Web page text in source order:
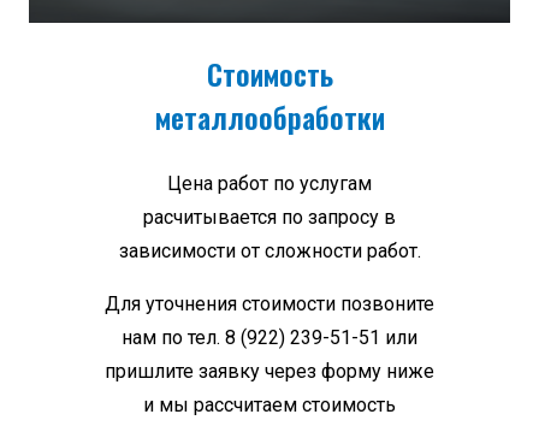
Стоимость
металлообработки
Цена работ по услугам
расчитывается по запросу в
зависимости от сложности работ.
Для уточнения стоимости позвоните
нам по тел. 8 (922) 239-51-51 или
пришлите заявку через форму ниже
и мы рассчитаем стоимость